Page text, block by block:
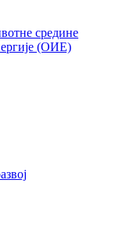
средине
(ОИЕ)